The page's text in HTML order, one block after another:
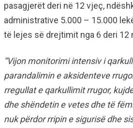
pasagjerët deri në 12 vjeç,
administrative 5.000 – 15.000
të lejes së drejtimit nga 6 deri 12
“Vijon monitorimi intensiv i
parandalimin e aksidenteve
rregullat e qarkullimit rrugor,
dhe shëndetin e vetes dhe të
nuk përdor rripin e sigurisë dhe